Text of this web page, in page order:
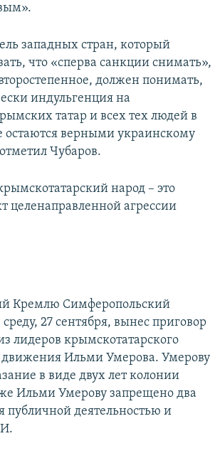
западных стран, который
что «сперва санкции снимать»,
должен понимать,
индульгенция на
татар и всех тех людей в
остаются верными украинскому
Чубаров.
народ – это
целенаправленной агрессии
Кремлю Симферопольский
27 сентября, вынес приговор
лидеров крымскотатарского
движения Ильми Умерова. Умерову
в виде двух лет колонии
Ильми Умерову запрещено два
публичной деятельностью и